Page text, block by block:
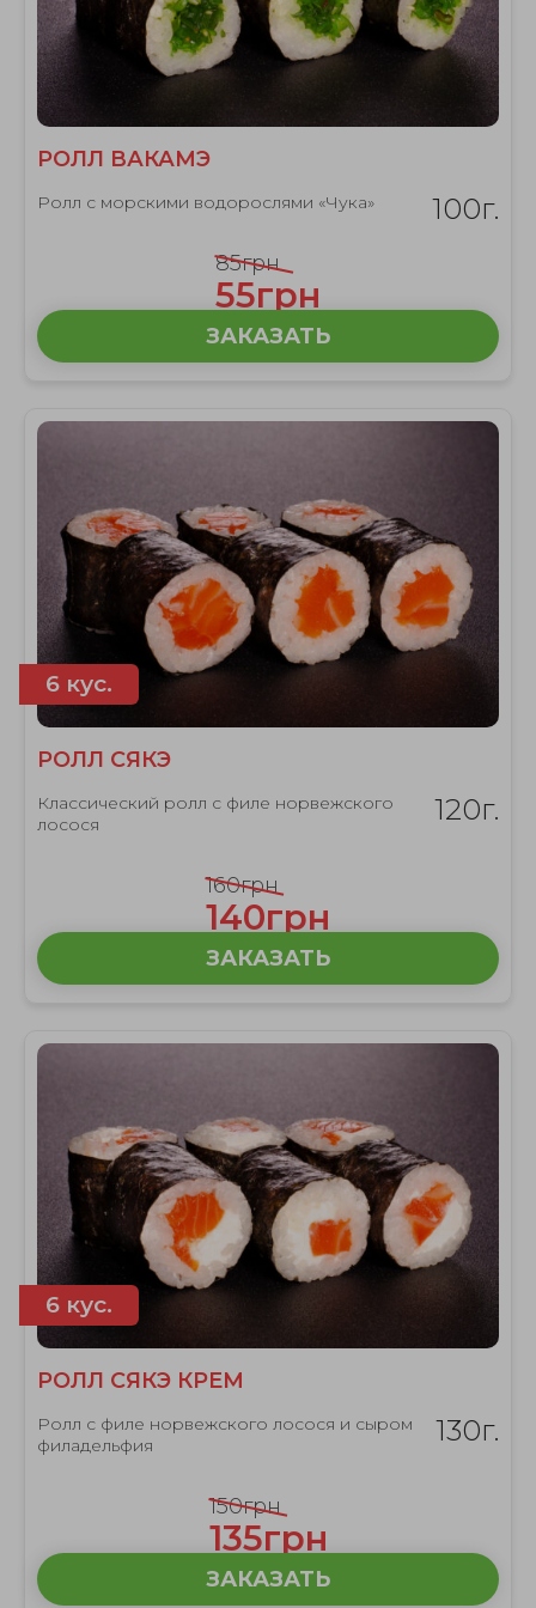
РОЛЛ ВАКАМЭ
Ролл с морскими водорослями «Чука» 100г.
85грн
55грн
ЗАКАЗАТЬ
6 кус.
РОЛЛ СЯКЭ
Классический ролл с филе норвежского
лосося
120г.
160грн
140грн
ЗАКАЗАТЬ
6 кус.
РОЛЛ СЯКЭ КРЕМ
Ролл с филе норвежского лосося и сыром
филадельфия
130г.
150грн
135грн
ЗАКАЗАТЬ